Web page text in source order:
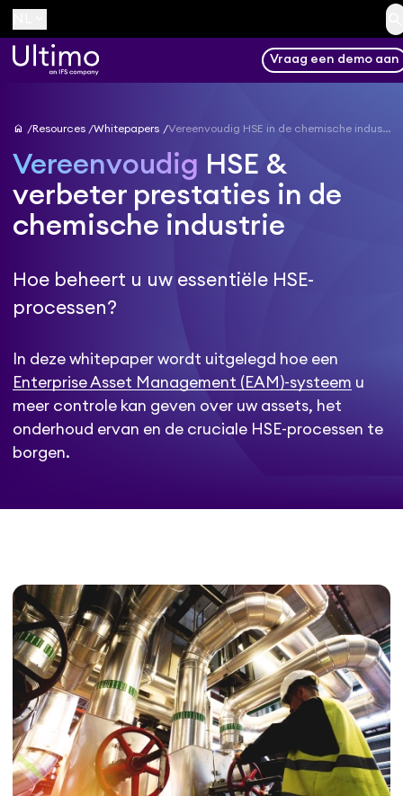
Vraag een demo aan
home Resources Whitepapers Vereenvoudig HSE in de chemische industrie
Vereenvoudig HSE &
verbeter prestaties in de
chemische industrie
Hoe beheert u uw essentiële HSE-
processen?
In deze whitepaper wordt uitgelegd hoe een
Enterprise Asset Management (EAM)-systeem u
meer controle kan geven over uw assets, het
onderhoud ervan en de cruciale HSE-processen te
borgen.